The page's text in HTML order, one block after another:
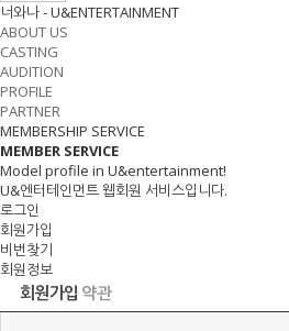
너와나 - U&ENTERTAINMENT
ABOUT US
CASTING
AUDITION
PROFILE
PARTNER
MEMBERSHIP SERVICE
MEMBER SERVICE
Model profile in U&entertainment!
U&엔터테인먼트 웹회원 서비스입니다.
로그인
회원가입
비번찾기
회원정보
회원가입 약관